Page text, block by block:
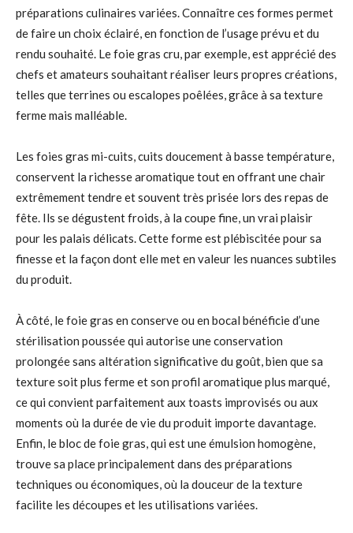
préparations culinaires variées. Connaître ces formes permet
de faire un choix éclairé, en fonction de l’usage prévu et du
rendu souhaité. Le foie gras cru, par exemple, est apprécié des
chefs et amateurs souhaitant réaliser leurs propres créations,
telles que terrines ou escalopes poêlées, grâce à sa texture
ferme mais malléable.
Les foies gras mi-cuits, cuits doucement à basse température,
conservent la richesse aromatique tout en offrant une chair
extrêmement tendre et souvent très prisée lors des repas de
fête. Ils se dégustent froids, à la coupe fine, un vrai plaisir
pour les palais délicats. Cette forme est plébiscitée pour sa
finesse et la façon dont elle met en valeur les nuances subtiles
du produit.
À côté, le foie gras en conserve ou en bocal bénéficie d’une
stérilisation poussée qui autorise une conservation
prolongée sans altération significative du goût, bien que sa
texture soit plus ferme et son profil aromatique plus marqué,
ce qui convient parfaitement aux toasts improvisés ou aux
moments où la durée de vie du produit importe davantage.
Enfin, le bloc de foie gras, qui est une émulsion homogène,
trouve sa place principalement dans des préparations
techniques ou économiques, où la douceur de la texture
facilite les découpes et les utilisations variées.